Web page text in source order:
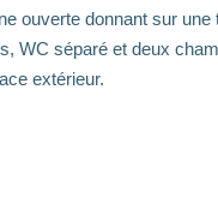
ouverte donnant sur une
WC séparé et deux
extérieur.